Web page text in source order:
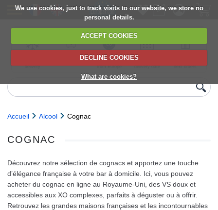
We use cookies, just to track visits to our website, we store no
personal details.
ACCEPT COOKIES
DECLINE COOKIES
What are cookies?
delivery
6,000+ products
Direct import
from Europe
Choose your
delivery date
next orders
Accueil Alcool Cognac
COGNAC
Découvrez notre sélection de cognacs et apportez une touche
d’élégance française à votre bar à domicile. Ici, vous pouvez
acheter du cognac en ligne au Royaume‑Uni, des VS doux et
accessibles aux XO complexes, parfaits à déguster ou à offrir.
Retrouvez les grandes maisons françaises et les incontournables